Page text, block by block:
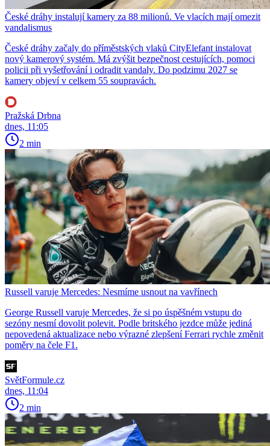
České dráhy instalují kamery za 88 milionů. Ve vlacích mají omezit
vandalismus
České dráhy začaly do příměstských vlaků CityElefant instalovat
nový kamerový systém. Má zvýšit bezpečnost cestujících, pomoci
policii při vyšetřování i odradit vandaly. Do podzimu 2027 se
kamery objeví v celkem 55 soupravách.
Pražská Drbna
dnes, 11:05
2 min
Russell varuje Mercedes: Nesmíme usnout na vavřínech
George Russell varuje Mercedes, že si po úspěšném vstupu do
sezóny nesmí dovolit polevit. Podle britského jezdce může jediná
nepovedená aktualizace nebo výrazné zlepšení Ferrari rychle změnit
poměry na čele F1.
SvětFormule.cz
dnes, 11:04
2 min